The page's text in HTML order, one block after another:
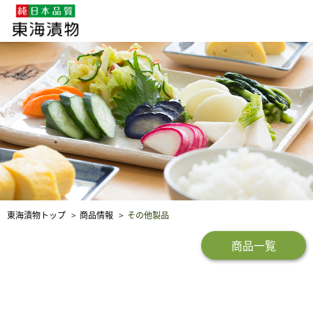
企業・採用情報 社会貢献 品質保証
東海漬物トップ 商品情報 その他製品
商品一覧